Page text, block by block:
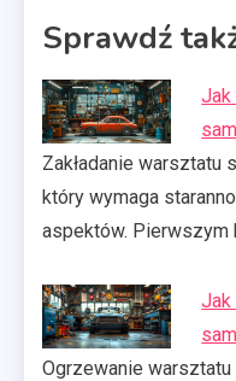
Sprawdź
Jak
Zakładanie warsztatu
który wymaga
aspektów. Pierwszym
Jak
Ogrzewanie